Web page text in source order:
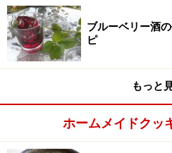
ブルーベリー酒
ピ
もっと
ホームメイドクッ